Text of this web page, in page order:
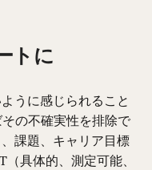
トに
うに感じられること
の不確実性を排除で
課題、キャリア目標
具体的、測定可能、